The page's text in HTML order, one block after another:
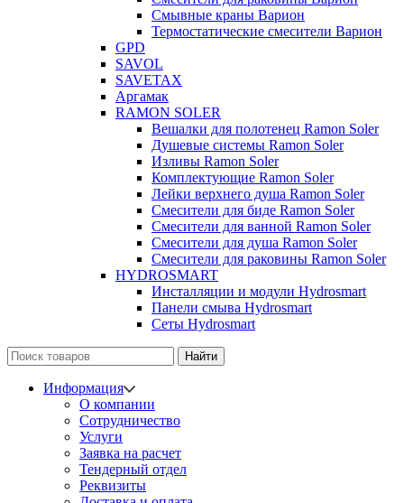
Смывные краны Варион
Термостатические смесители Варион
GPD
SAVOL
SAVETAX
Аргамак
RAMON SOLER
Вешалки для полотенец Ramon Soler
Душевые системы Ramon Soler
Изливы Ramon Soler
Комплектующие Ramon Soler
Лейки верхнего душа Ramon Soler
Смесители для биде Ramon Soler
Смесители для ванной Ramon Soler
Смесители для душа Ramon Soler
Смесители для раковины Ramon Soler
HYDROSMART
Инсталляции и модули Hydrosmart
Панели смыва Hydrosmart
Сеты Hydrosmart
Найти
Информация
О компании
Сотрудничество
Услуги
Заявка на расчет
Тендерный отдел
Реквизиты